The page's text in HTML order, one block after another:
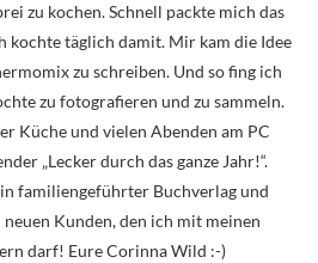
zu kochen. Schnell packte mich das
kochte täglich damit. Mir kam die Idee
zu schreiben. Und so fing ich
zu fotografieren und zu sammeln.
Küche und vielen Abenden am PC
„Lecker durch das ganze Jahr!“.
familiengeführter Buchverlag und
Kunden, den ich mit meinen
darf! Eure Corinna Wild :-)